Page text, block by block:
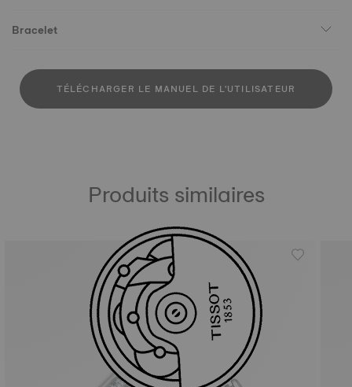
Bracelet
TÉLÉCHARGER LE MANUEL DE L'UTILISATEUR
Produits similaires